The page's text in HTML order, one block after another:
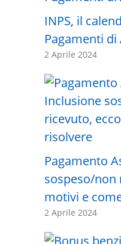
INPS, il
Pagamenti di
2 Aprile 2024
Pagamento
sospeso/non
motivi e
2 Aprile 2024